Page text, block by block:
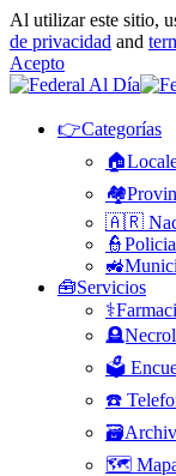
Al utilizar este sitio,
de privacidad and
Acepto
👉Categorías
🇦🇷
🧰Servicios
🗳️
☎️
🗺️ Mapa